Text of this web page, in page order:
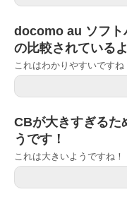
docomo au ソフ
の比較されている
これはわかりやすいですね
CBが大きすぎるた
うです！
これは大きいようですね！